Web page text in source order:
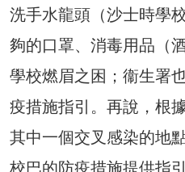
洗手水龍頭（沙士時學
夠的口罩、消毒用品（
學校燃眉之困；衞生署
疫措施指引。再說，根
其中一個交叉感染的地
校巴的防疫措施提供指引